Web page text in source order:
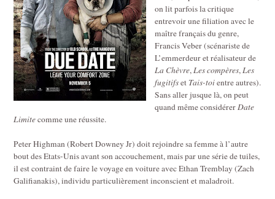
on lit parfois la critique
entrevoir une filiation avec le
maître français du genre,
Francis Veber (scénariste de
L’emmerdeur et réalisateur de
La Chèvre,Les compères,Les
fugitifset Tais-toientre autres).
Sans aller jusque là, on peut
quand même considérerDate
Limitecomme une réussite.
Peter Highman (Robert Downey Jr) doit rejoindre sa femme à l’autre
bout des Etats-Unis avant son accouchement, mais par une série de tuiles,
il est contraint de faire le voyage en voiture avec Ethan Tremblay (Zach
Galifianakis), individu particulièrement inconscient et maladroit.